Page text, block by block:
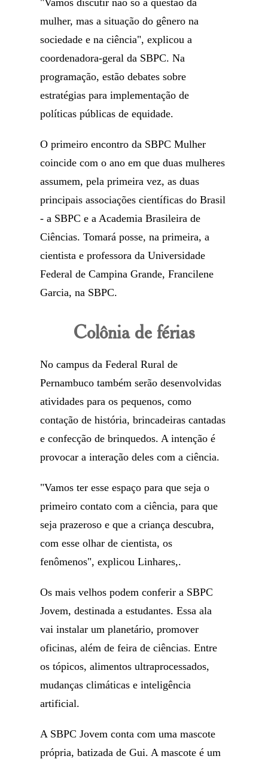
"Vamos discutir não só a questão da
mulher, mas a situação do gênero na
sociedade e na ciência", explicou a
coordenadora-geral da SBPC. Na
programação, estão debates sobre
estratégias para implementação de
políticas públicas de equidade.
O primeiro encontro da SBPC Mulher
coincide com o ano em que duas mulheres
assumem, pela primeira vez, as duas
principais associações científicas do Brasil
- a SBPC e a Academia Brasileira de
Ciências. Tomará posse, na primeira, a
cientista e professora da Universidade
Federal de Campina Grande, Francilene
Garcia, na SBPC.
Colônia de férias
No campus da Federal Rural de
Pernambuco também serão desenvolvidas
atividades para os pequenos, como
contação de história, brincadeiras cantadas
e confecção de brinquedos. A intenção é
provocar a interação deles com a ciência.
"Vamos ter esse espaço para que seja o
primeiro contato com a ciência, para que
seja prazeroso e que a criança descubra,
com esse olhar de cientista, os
fenômenos", explicou Linhares,.
Os mais velhos podem conferir a SBPC
Jovem, destinada a estudantes. Essa ala
vai instalar um planetário, promover
oficinas, além de feira de ciências. Entre
os tópicos, alimentos ultraprocessados,
mudanças climáticas e inteligência
artificial.
A SBPC Jovem conta com uma mascote
própria, batizada de Gui. A mascote é um